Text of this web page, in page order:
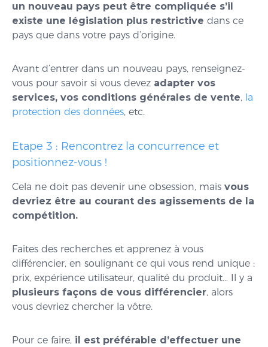
un nouveau pays peut être compliquée s’il
existe une législation plus restrictive dans ce
pays que dans votre pays d’origine.
Avant d’entrer dans un nouveau pays, renseignez-
vous pour savoir si vous devez adapter vos
services, vos conditions générales de vente, la
protection des données, etc.
Etape 3 : Rencontrez la concurrence et
positionnez-vous !
Cela ne doit pas devenir une obsession, mais vous
devriez être au courant des agissements de la
compétition.
Faites des recherches et apprenez à vous
différencier, en soulignant ce qui vous rend unique :
prix, expérience utilisateur, qualité du produit… Il y a
plusieurs façons de vous différencier, alors
vous devriez chercher la vôtre.
Pour ce faire, il est préférable d’effectuer une